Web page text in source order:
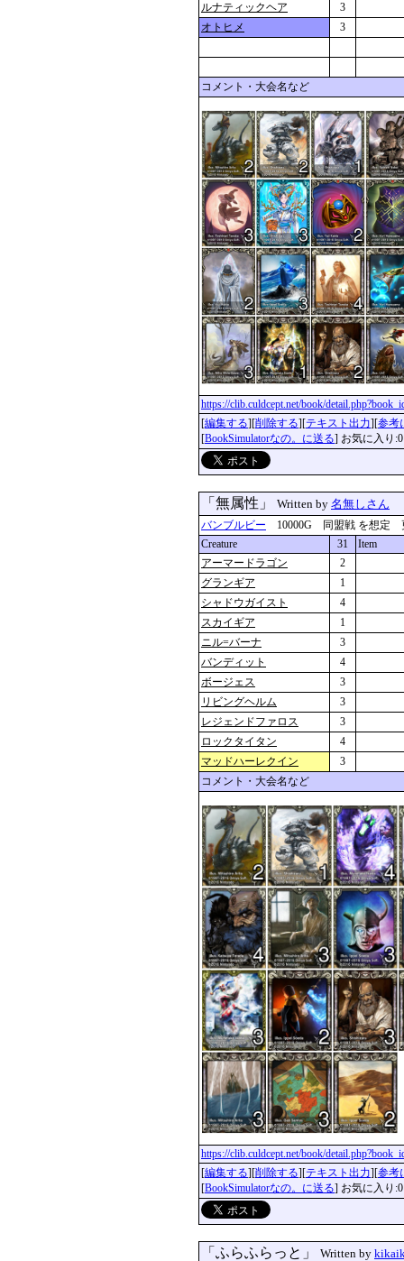
ルナティックヘア
3
オトヒメ
3
コメント・大会名など
https://clib.culdcept.net/book/
[編集する][削除する][テキスト出力][参考
[BookSimulatorなの。に送る] お気に入り:0
「無属性」 Written by 名無しさん
バンブルビー 10000G 同盟戦 を想定 更
Creature
31
Item
アーマードラゴン
2
グランギア
1
シャドウガイスト
4
スカイギア
1
ニル=バーナ
3
バンディット
4
ボージェス
3
リビングヘルム
3
レジェンドファロス
3
ロックタイタン
4
マッドハーレクイン
3
コメント・大会名など
https://clib.culdcept.net/book/
[編集する][削除する][テキスト出力][参考
[BookSimulatorなの。に送る] お気に入り:0
「ふらふらっと」 Written by